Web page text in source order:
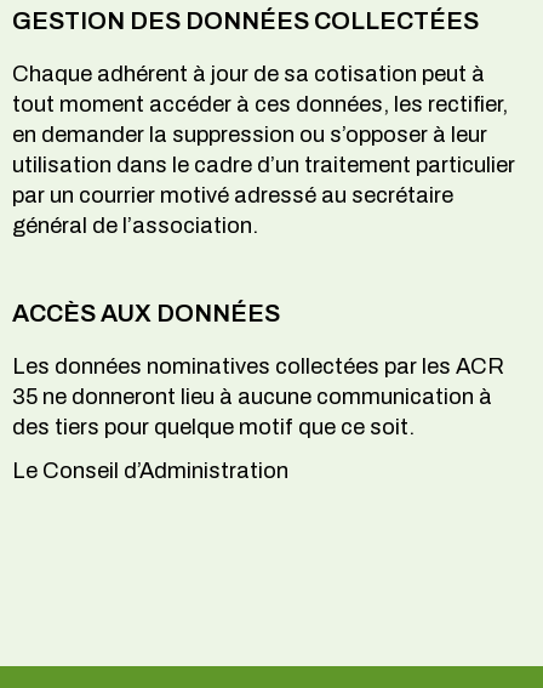
GESTION DES DONNÉES COLLECTÉES
Chaque adhérent à jour de sa cotisation peut à
tout moment accéder à ces données, les rectifier,
en demander la suppression ou s’opposer à leur
utilisation dans le cadre d’un traitement particulier
par un courrier motivé adressé au secrétaire
général de l’association.
ACCÈS AUX DONNÉES
Les données nominatives collectées par les ACR
35 ne donneront lieu à aucune communication à
des tiers pour quelque motif que ce soit.
Le Conseil d’Administration